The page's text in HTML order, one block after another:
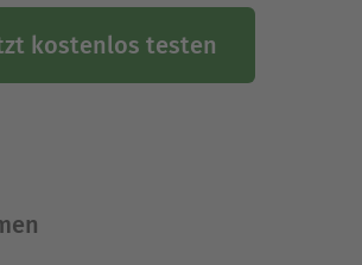
kostenlos testen